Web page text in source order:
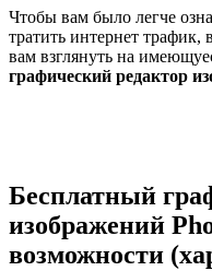
Чтобы вам было легче
тратить интернет трафик,
вам взглянуть на
графический редактор
Бесплатный
изображений
возможности